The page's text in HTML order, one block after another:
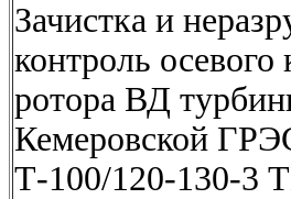
Зачистка и
контроль осевого
ротора ВД
Кемеровской
Т-100/120-130-3